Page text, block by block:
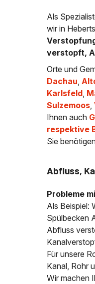
Als
wir in
verstopft,
Orte und
Dachau,
Karlsfeld,
Sulzemoos,
Ihnen auch
respektive
Sie
Abfluss,
Probleme
Als Beispiel:
Spülbecken
Abfluss
Für unsere
Kanal, Rohr
Wir machen